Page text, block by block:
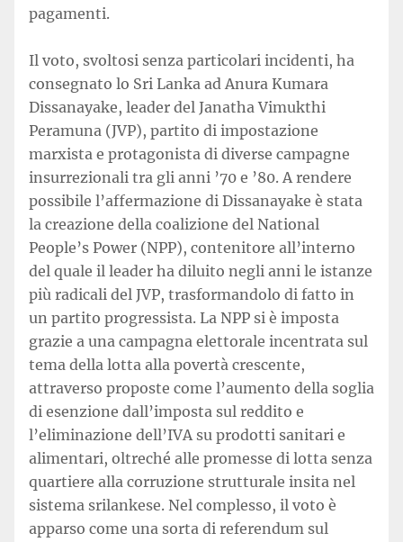
pagamenti.
Il voto, svoltosi senza particolari incidenti, ha
consegnato lo Sri Lanka ad Anura Kumara
Dissanayake, leader del Janatha Vimukthi
Peramuna (JVP), partito di impostazione
marxista e protagonista di diverse campagne
insurrezionali tra gli anni ’70 e ’80. A rendere
possibile l’affermazione di Dissanayake è stata
la creazione della coalizione del National
People’s Power (NPP), contenitore all’interno
del quale il leader ha diluito negli anni le istanze
più radicali del JVP, trasformandolo di fatto in
un partito progressista. La NPP si è imposta
grazie a una campagna elettorale incentrata sul
tema della lotta alla povertà crescente,
attraverso proposte come l’aumento della soglia
di esenzione dall’imposta sul reddito e
l’eliminazione dell’IVA su prodotti sanitari e
alimentari, oltreché alle promesse di lotta senza
quartiere alla corruzione strutturale insita nel
sistema srilankese. Nel complesso, il voto è
apparso come una sorta di referendum sul